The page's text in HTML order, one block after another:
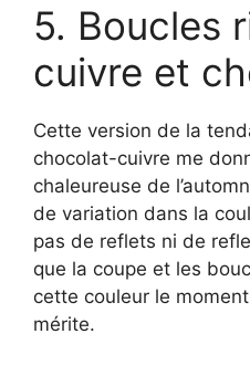
5. Boucles
cuivre et
Cette version de la
chocolat-cuivre me
chaleureuse de
de variation dans la
pas de reflets ni de
que la coupe et les
cette couleur le
mérite.